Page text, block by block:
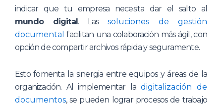
indicar que tu empresa necesita dar el salto al
mundo digital. Lassoluciones de gestión
documental facilitan una colaboración más ágil, con
opción de compartir archivos rápida y seguramente.
Esto fomenta la sinergia entre equipos y áreas de la
organización. Al implementar ladigitalización de
documentos, se pueden lograr procesos de trabajo